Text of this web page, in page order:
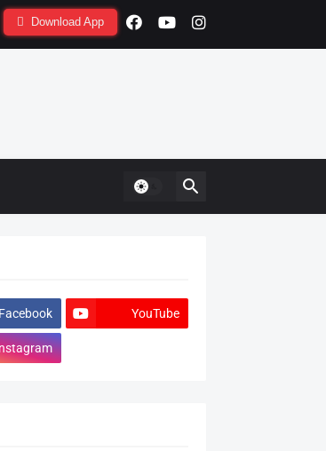
Download App
Facebook YouTube